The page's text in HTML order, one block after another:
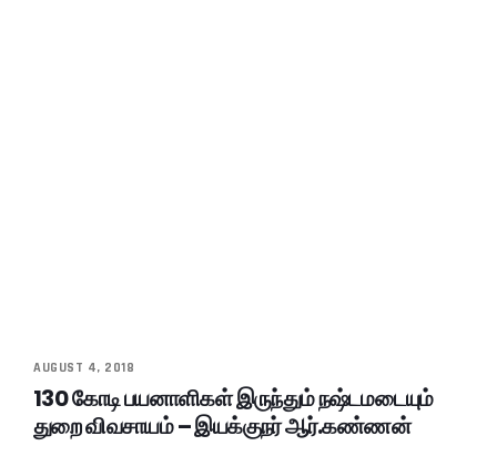
AUGUST 4, 2018
130 கோடி பயனாளிகள் இருந்தும் நஷ்டமடையும்
துறை விவசாயம் – இயக்குநர் ஆர்.கண்ணன்